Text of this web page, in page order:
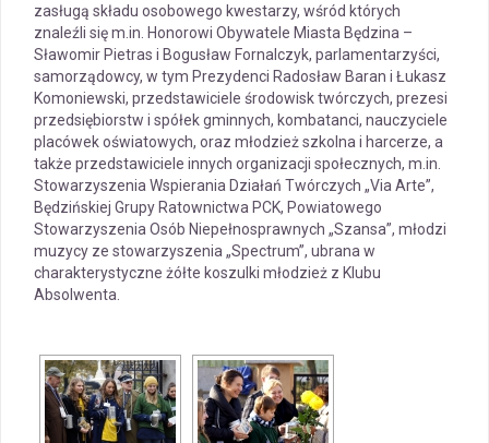
zasługą składu osobowego kwestarzy, wśród których
znaleźli się m.in. Honorowi Obywatele Miasta Będzina –
Sławomir Pietras i Bogusław Fornalczyk, parlamentarzyści,
samorządowcy, w tym Prezydenci Radosław Baran i Łukasz
Komoniewski, przedstawiciele środowisk twórczych, prezesi
przedsiębiorstw i spółek gminnych, kombatanci, nauczyciele
placówek oświatowych, oraz młodzież szkolna i harcerze, a
także przedstawiciele innych organizacji społecznych, m.in.
Stowarzyszenia Wspierania Działań Twórczych „Via Arte”,
Będzińskiej Grupy Ratownictwa PCK, Powiatowego
Stowarzyszenia Osób Niepełnosprawnych „Szansa”, młodzi
muzycy ze stowarzyszenia „Spectrum”, ubrana w
charakterystyczne żółte koszulki młodzież z Klubu
Absolwenta.